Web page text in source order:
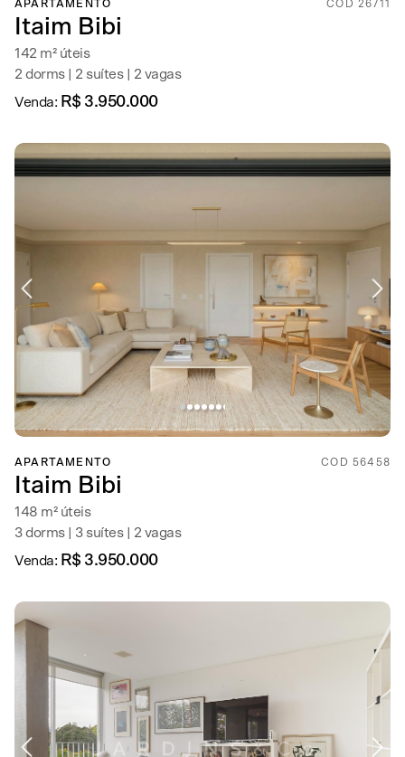
APARTAMENTO COD 26711
Itaim Bibi
142 m² úteis
2 dorms | 2 suítes | 2 vagas
Venda: R$ 3.950.000
APARTAMENTO COD 56458
Itaim Bibi
148 m² úteis
3 dorms | 3 suítes | 2 vagas
Venda: R$ 3.950.000